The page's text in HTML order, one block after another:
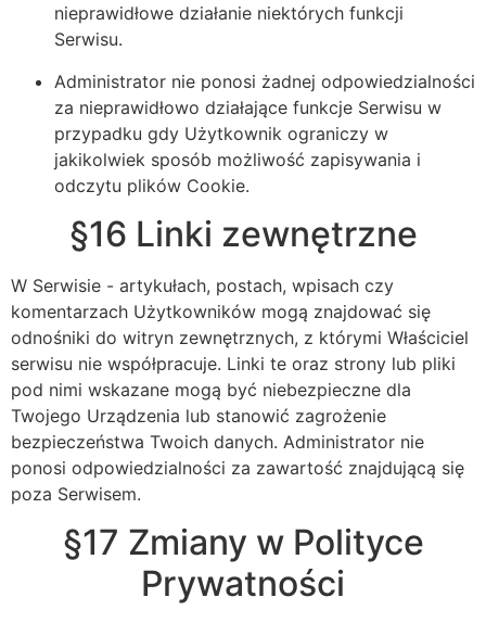
nieprawidłowe działanie niektórych funkcji
Serwisu.
Administrator nie ponosi żadnej odpowiedzialności
za nieprawidłowo działające funkcje Serwisu w
przypadku gdy Użytkownik ograniczy w
jakikolwiek sposób możliwość zapisywania i
odczytu plików Cookie.
§16 Linki zewnętrzne
W Serwisie - artykułach, postach, wpisach czy
komentarzach Użytkowników mogą znajdować się
odnośniki do witryn zewnętrznych, z którymi Właściciel
serwisu nie współpracuje. Linki te oraz strony lub pliki
pod nimi wskazane mogą być niebezpieczne dla
Twojego Urządzenia lub stanowić zagrożenie
bezpieczeństwa Twoich danych. Administrator nie
ponosi odpowiedzialności za zawartość znajdującą się
poza Serwisem.
§17 Zmiany w Polityce
Prywatności